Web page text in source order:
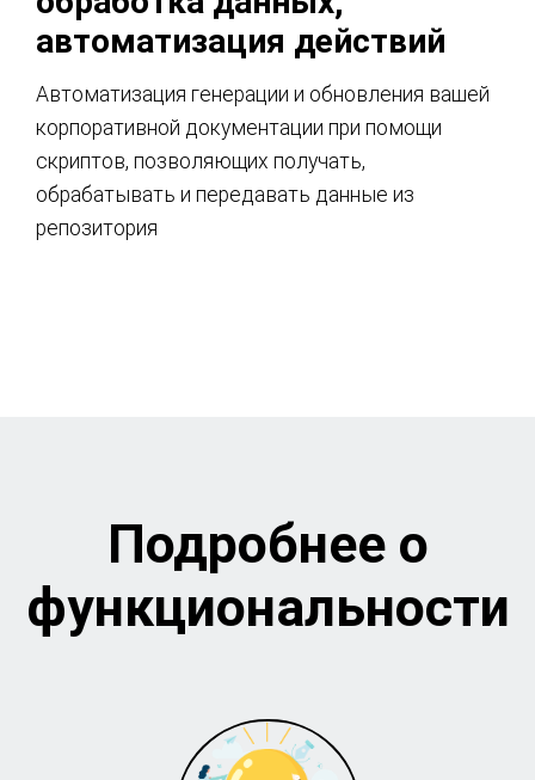
автоматизация действий
Автоматизация генерации и обновления вашей
корпоративной документации при помощи
скриптов, позволяющих получать,
обрабатывать и передавать данные из
репозитория
Подробнее о
функциональности